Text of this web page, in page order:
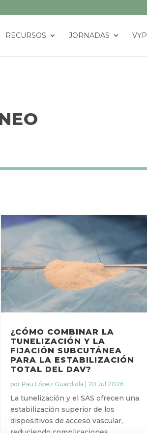
RECURSOS JORNADAS VYP
¿CÓMO COMBINAR LA
TUNELIZACIÓN Y LA
FIJACIÓN SUBCUTÁNEA
PARA LA ESTABILIZACIÓN
TOTAL DEL DAV?
porPau López Guardiola| 20 Jul 2026
La tunelización y el SAS ofrecen una
estabilización superior de los
dispositivos de acceso vascular,
reduciendo complicaciones,